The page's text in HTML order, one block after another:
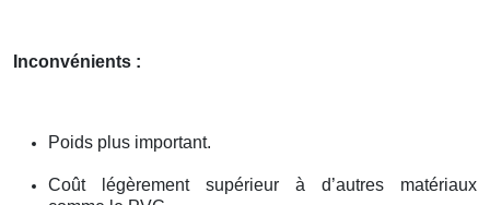
Inconvénients :
Poids plus important.
Coût légèrement supérieur à d’autres matériaux